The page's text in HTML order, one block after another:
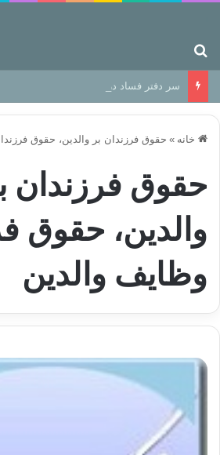
سر دفتر فساد در زمین‌، دوری وکناره‌گیری
خانه » حقوق فرزندان بر والدین، حقوق
حقوق فرزندان
والدین، حقوق
وظایف والدین